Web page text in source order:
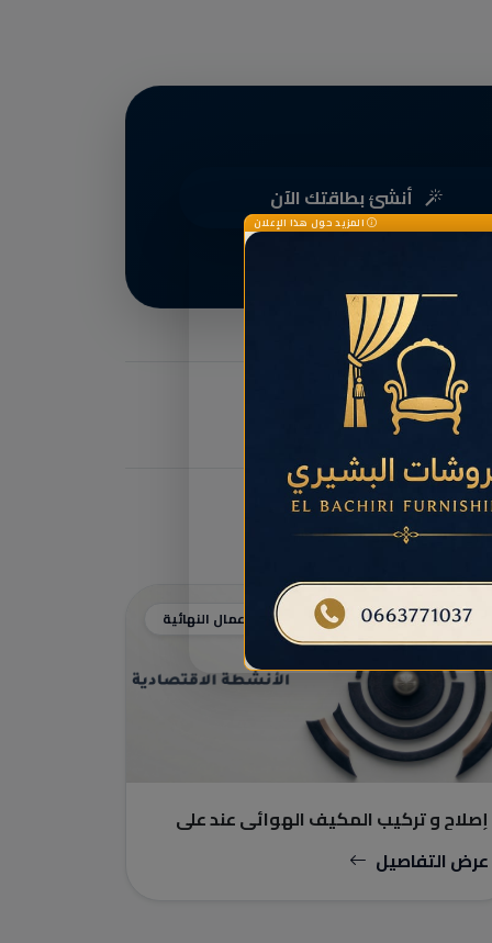
أنشئ بطاقتك الآن
البناء والأعمال النهائية
إصلاح و تركيب المكيف الهوائي عند علي
عرض التفاصيل
المزيد حول هذا الإعلان